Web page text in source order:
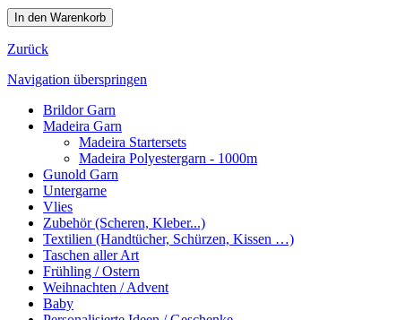
Zurück
Navigation überspringen
Brildor Garn
Madeira Garn
Madeira Startersets
Madeira Polyestergarn - 1000m
Gunold Garn
Untergarne
Vlies
Zubehör (Scheren, Kleber...)
Textilien (Handtücher, Schürzen, Kissen …)
Taschen aller Art
Frühling / Ostern
Weihnachten / Advent
Baby